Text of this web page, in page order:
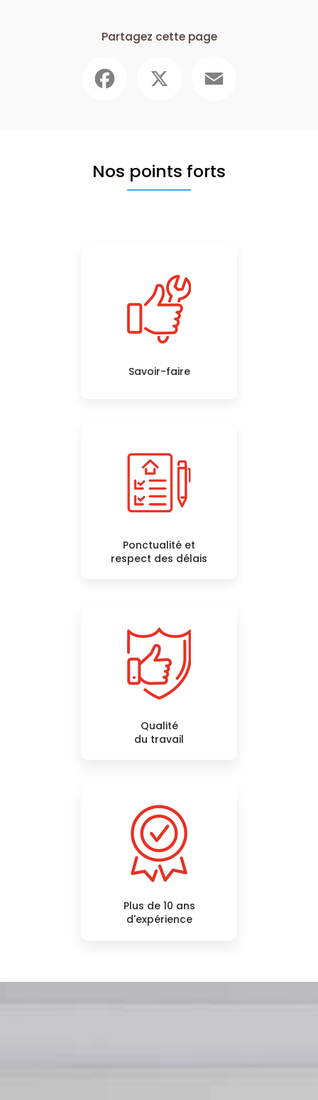
Partagez cette page
Nos points forts
Savoir-faire
Ponctualité et
respect des délais
Qualité
du travail
Plus de 10 ans
d'expérience